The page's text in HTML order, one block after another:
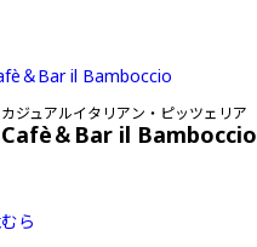
カジュアルイタリアン・ピッツェリア
Cafè＆Bar il Bamboccio